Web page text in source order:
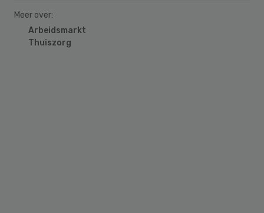
Meer over:
Arbeidsmarkt
Thuiszorg